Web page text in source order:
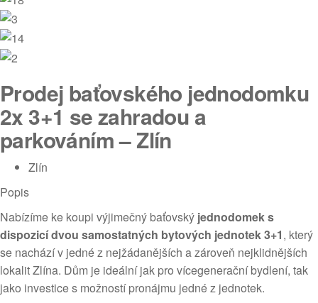
Prodej baťovského jednodomku
2x 3+1 se zahradou a
parkováním – Zlín
Zlín
Popis
Nabízíme ke koupi výjimečný baťovský jednodomek s
dispozicí dvou samostatných bytových jednotek 3+1, který
se nachází v jedné z nejžádanějších a zároveň nejklidnějších
lokalit Zlína. Dům je ideální jak pro vícegenerační bydlení, tak
jako investice s možností pronájmu jedné z jednotek.